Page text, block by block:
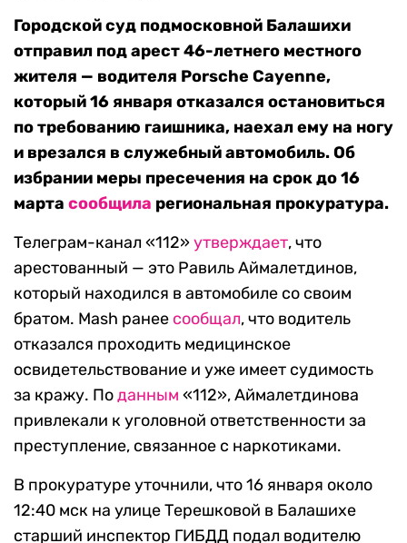
Городской суд подмосковной Балашихи
отправил под арест 46-летнего местного
жителя — водителя Porsche Cayenne,
который 16 января отказался остановиться
по требованию гаишника, наехал ему на ногу
и врезался в служебный автомобиль. Об
избрании меры пресечения на срок до 16
марта сообщила региональная прокуратура.
Телеграм-канал «112»утверждает, что
арестованный — это Равиль Аймалетдинов,
который находился в автомобиле со своим
братом. Mash ранее сообщал, что водитель
отказался проходить медицинское
освидетельствование и уже имеет судимость
за кражу. Поданным «112», Аймалетдинова
привлекали к уголовной ответственности за
преступление, связанное с наркотиками.
В прокуратуре уточнили, что 16 января около
12:40 мск на улице Терешковой в Балашихе
старший инспектор ГИБДД подал водителю